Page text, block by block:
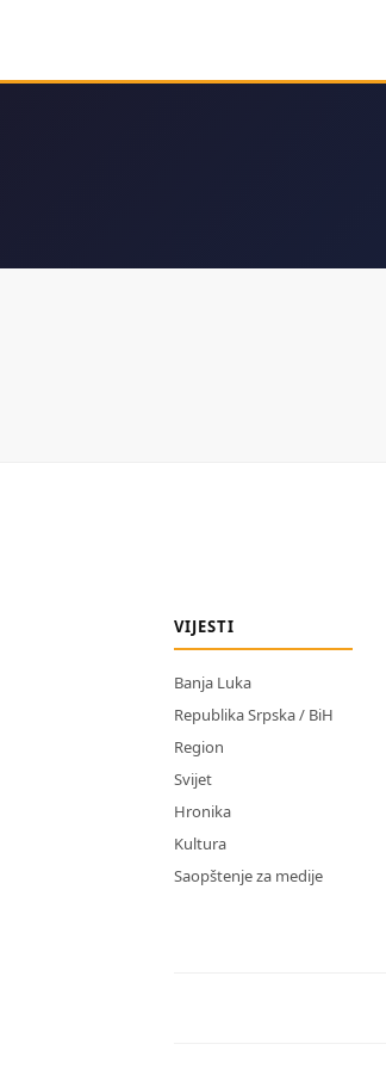
VIJESTI
Banja Luka
Republika Srpska / BiH
Region
Svijet
Hronika
Kultura
Saopštenje za medije